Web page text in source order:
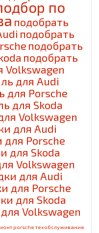
по
подобрать
подобрать
подобрать
подобрать
Volkswagen
для Audi
для Porsche
для Skoda
Volkswagen
для Audi
для Porsche
для Skoda
Volkswagen
для Audi
для Porsche
для Skoda
Volkswagen
porsche техобслуживание